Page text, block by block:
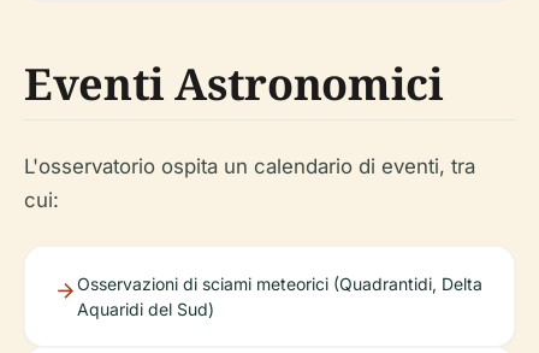
Eventi Astronomici
L'osservatorio ospita un calendario di eventi, tra
cui:
Osservazioni di sciami meteorici (Quadrantidi, Delta
Aquaridi del Sud)